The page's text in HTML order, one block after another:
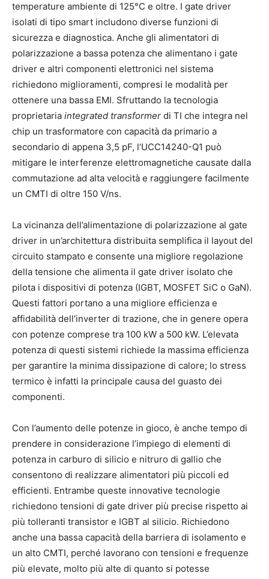
temperature ambiente di 125°C e oltre. I gate driver
isolati di tipo smart includono diverse funzioni di
sicurezza e diagnostica. Anche gli alimentatori di
polarizzazione a bassa potenza che alimentano i gate
driver e altri componenti elettronici nel sistema
richiedono miglioramenti, compresi le modalità per
ottenere una bassa EMI. Sfruttando la tecnologia
proprietaria integrated transformer di TI che integra nel
chip un trasformatore con capacità da primario a
secondario di appena 3,5 pF, l’UCC14240-Q1 può
mitigare le interferenze elettromagnetiche causate dalla
commutazione ad alta velocità e raggiungere facilmente
un CMTI di oltre 150 V/ns.
La vicinanza dell’alimentazione di polarizzazione al gate
driver in un’architettura distribuita semplifica il layout del
circuito stampato e consente una migliore regolazione
della tensione che alimenta il gate driver isolato che
pilota i dispositivi di potenza (IGBT, MOSFET SiC o GaN).
Questi fattori portano a una migliore efficienza e
affidabilità dell’inverter di trazione, che in genere opera
con potenze comprese tra 100 kW a 500 kW. L’elevata
potenza di questi sistemi richiede la massima efficienza
per garantire la minima dissipazione di calore; lo stress
termico è infatti la principale causa del guasto dei
componenti.
Con l’aumento delle potenze in gioco, è anche tempo di
prendere in considerazione l’impiego di elementi di
potenza in carburo di silicio e nitruro di gallio che
consentono di realizzare alimentatori più piccoli ed
efficienti. Entrambe queste innovative tecnologie
richiedono tensioni di gate driver più precise rispetto ai
più tolleranti transistor e IGBT al silicio. Richiedono
anche una bassa capacità della barriera di isolamento e
un alto CMTI, perché lavorano con tensioni e frequenze
più elevate, molto più alte di quanto si potesse